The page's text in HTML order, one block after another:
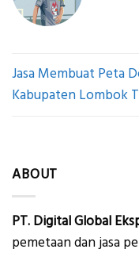
Jasa Membuat Peta
Kabupaten Lombok
ABOUT
PT. Digital Global
pemetaan dan jasa